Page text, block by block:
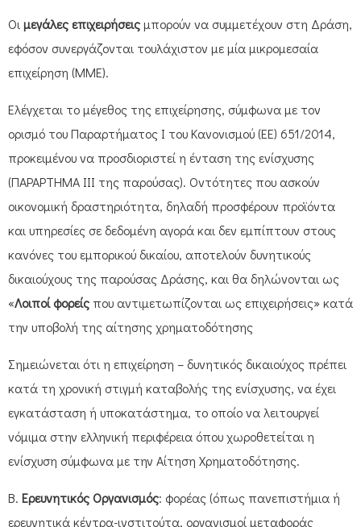
Οι μεγάλες επιχειρήσειςμπορούν να συμμετέχουν στη Δράση,
εφόσον συνεργάζονται τουλάχιστον με μία μικρομεσαία
επιχείρηση (ΜΜΕ).
Ελέγχεται το μέγεθος της επιχείρησης, σύμφωνα με τον
ορισμό του Παραρτήματος I του Κανονισμού (ΕΕ) 651/2014,
προκειμένου να προσδιοριστεί η ένταση της ενίσχυσης
(ΠΑΡΑΡΤΗΜΑ III της παρούσας). Οντότητες που ασκούν
οικονομική δραστηριότητα, δηλαδή προσφέρουν προϊόντα
και υπηρεσίες σε δεδομένη αγορά και δεν εμπίπτουν στους
κανόνες του εμπορικού δικαίου, αποτελούν δυνητικούς
δικαιούχους της παρούσας Δράσης, και θα δηλώνονται ως
«Λοιποί φορείς που αντιμετωπίζονται ως επιχειρήσεις» κατά
την υποβολή της αίτησης χρηματοδότησης
Σημειώνεται ότι η επιχείρηση – δυνητικός δικαιούχος πρέπει
κατά τη χρονική στιγμή καταβολής της ενίσχυσης, να έχει
εγκατάσταση ή υποκατάστημα, το οποίο να λειτουργεί
νόμιμα στην ελληνική περιφέρεια όπου χωροθετείται η
ενίσχυση σύμφωνα με την Αίτηση Χρηματοδότησης.
Β. Ερευνητικός Οργανισμός: φορέας (όπως πανεπιστήμια ή
ερευνητικά κέντρα-ινστιτούτα, οργανισμοί μεταφοράς